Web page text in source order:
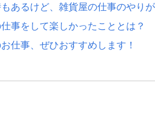
あるけど、雑貨屋の仕事のやり
事をして楽しかったこととは？
仕事、ぜひおすすめします！